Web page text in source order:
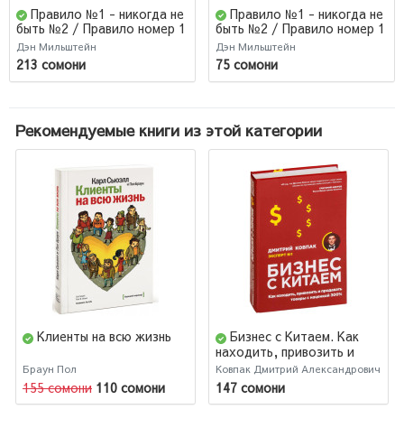
Правило №1 - никогда не
быть №2 / Правило номер 1
никогда не быть номер 2
Дэн Мильштейн
213 сомони
Правило №1 - никогда не
быть №2 / Правило номер 1
никогда не быть номер 2
(AB)
Дэн Мильштейн
75 сомони
Рекомендуемые книги из этой категории
Клиенты на всю жизнь
Браун Пол
155 сомони 110 сомони
Бизнес с Китаем. Как
находить, привозить и
продавать товары с
наценкой 300%
Ковпак Дмитрий Александрович
147 сомони